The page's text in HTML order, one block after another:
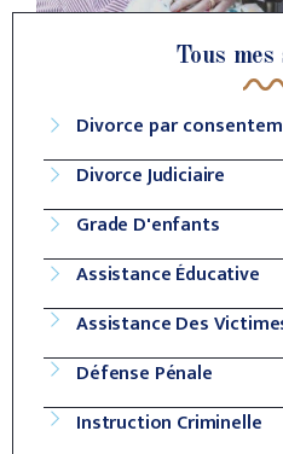
Tous mes
Divorce par
Divorce Judiciaire
Grade D'enfants
Assistance Éducative
Assistance Des
Défense Pénale
Instruction Criminelle